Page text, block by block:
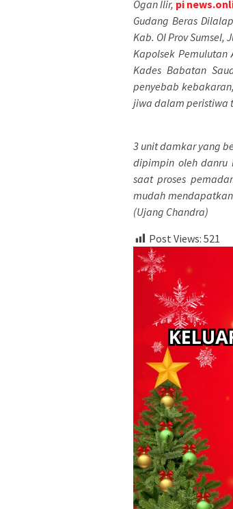
Ogan Ilir, pi
Gudang Beras
Kab. OI Prov Sumsel,
Kapolsek Pemulutan
Kades Babatan
penyebab
jiwa dalam peristiwa
3 unit damkar yang
dipimpin oleh danru
saat proses
mudah
(Ujang Chandra)
Post Views: 521